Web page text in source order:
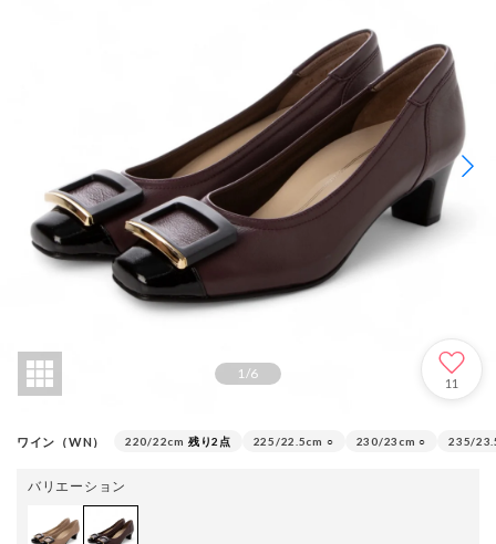
1/6
11
ワイン（WN） 220/22cm 残り2点 225/22.5cm ○ 230/23cm ○ 235/
バリエーション